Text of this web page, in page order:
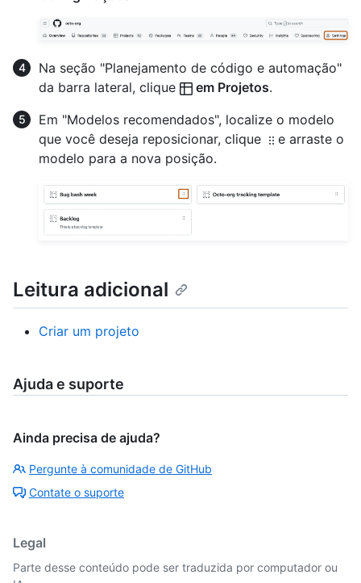
Na seção "Planejamento de código e automação"
da barra lateral, clique
em Projetos.
Em "Modelos recomendados", localize o modelo
que você deseja reposicionar, clique
e arraste o
modelo para a nova posição.
Leitura adicional
Criar um projeto
Ajuda e suporte
Ainda precisa de ajuda?
Pergunte à comunidade de GitHub
Contate o suporte
Legal
Parte desse conteúdo pode ser traduzida por computador ou